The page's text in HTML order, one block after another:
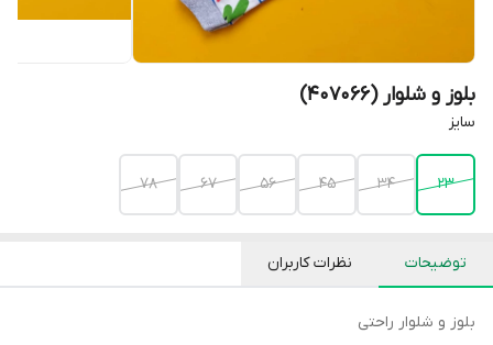
بلوز و شلوار (407066)
سایز
۲۳ ۳۴ ۴۵ ۵۶ ۶۷ ۷۸
توضیحات نظرات کاربران
بلوز و شلوار راحتی